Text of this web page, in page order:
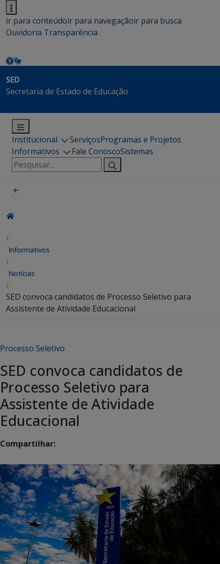
ir para conteúdoir para navegaçãoir para busca
Ouvidoria Transparência
SED
Secretaria de Estado de Educação
Institucional ServiçosProgramas e Projetos
Informativos
Fale ConoscoSistemas
Pesquisar
por:
Informativos
Notícias
SED convoca candidatos de Processo Seletivo para
Assistente de Atividade Educacional
Processo Seletivo
SED convoca candidatos de
Processo Seletivo para
Assistente de Atividade
Educacional
Compartilhar: